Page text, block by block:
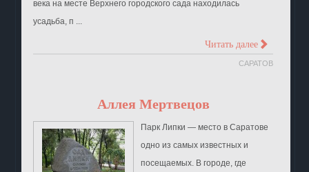
века на месте Верхнего городского сада находилась
усадьба, п ...
Читать далее >
САРАТОВ
Аллея Мертвецов
Парк Липки — место в Саратове
одно из самых известных и
посещаемых. В городе, где